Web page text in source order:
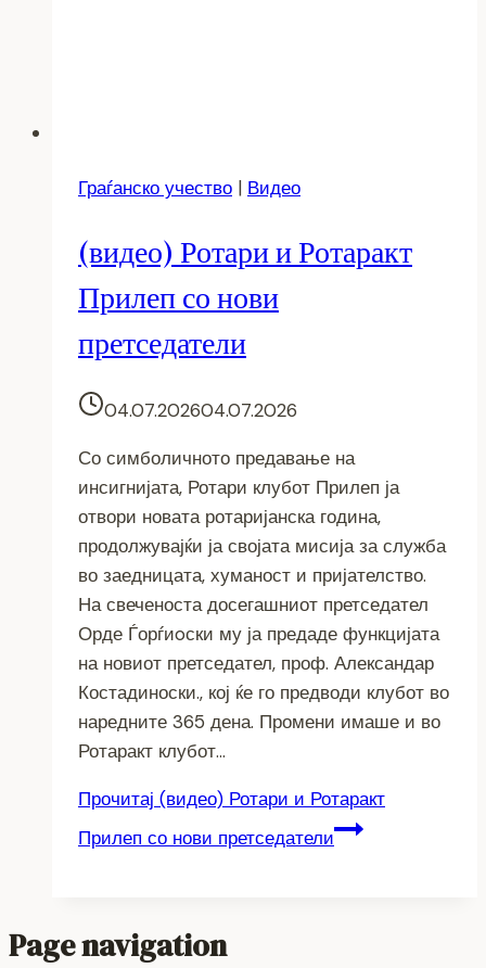
Граѓанско учество | Видео
(видео) Ротари и Ротаракт
Прилеп со нови
претседатели
04.07.202604.07.2026
Со симболичното предавање на
инсигнијата, Ротари клубот Прилеп ја
отвори новата ротаријанска година,
продолжувајќи ја својата мисија за служба
во заедницата, хуманост и пријателство.
На свеченоста досегашниот претседател
Орде Ѓорѓиoски му ја предаде функцијата
на новиот претседател, проф. Александар
Костадиноски., кој ќе го предводи клубот во
наредните 365 дена. Промени имаше и во
Ротаракт клубот…
Прочитај (видео) Ротари и Ротаракт
Прилеп со нови претседатели
Page navigation